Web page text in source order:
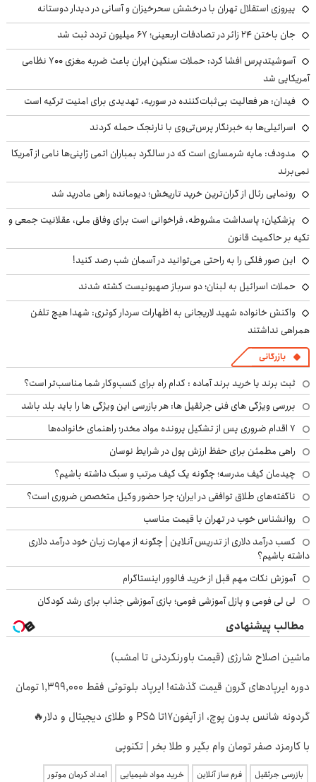
پیروزی استقلال تهران با درخشش سحرخیزان و آسانی در دیدار دوستانه
جان باختن ۲۴ زائر در تصادفات اربعینی؛ ۶۷ میلیون تردد ثبت شد
آسوشیتدپرس افشا کرد: حملات سنگین ایران باعث ضربه مغزی ۷۰۰ نظامی
آمریکایی شد
فیدان: هر فعالیت بی‌ثبات‌کننده در سوریه، تهدیدی برای امنیت ترکیه است
اسرائیلی‌ها به خبرنگار پرس‌تی‌وی با نارنجک حمله کردند
مدودف: مایه شرمساری است که در سالگرد بمباران اتمی ژاپنی‌ها نامی از آمریکا
نمی‌برند
رونمایی رئال از گران‌ترین خرید تاریخش؛ دیومانده راهی مادرید شد
پزشکیان: پاسداشت مشروطه، فراخوانی است برای وفاق ملی، عقلانیت جمعی و
تکیه بر حاکمیت قانون
این صور فلکی را به راحتی می‌توانید در آسمان شب رصد کنید!
حملات اسرائیل به لبنان؛ دو سرباز صهیونیست کشته شدند
واکنش خانواده شهید لاریجانی به اظهارات سردار کوثری: شهدا هیچ تلفن
همراهی نداشتند
بازرگانی
ثبت برند یا خرید برند آماده : کدام راه برای کسب‌وکار شما مناسب‌تر است؟
بررسی ویژگی های فنی جرثقیل ها: هر بازرسی این ویژگی ها را باید بلد باشد
۷ اقدام ضروری پس از تشکیل پرونده مواد مخدر؛ راهنمای خانواده‌ها
راهی مطمئن برای حفظ ارزش پول در شرایط نوسان
چیدمان کیف مدرسه؛ چگونه یک کیف مرتب و سبک داشته باشیم؟
ناگفته‌های طلاق توافقی در ایران؛ چرا حضور وکیل متخصص ضروری است؟
روانشناس خوب در تهران با قیمت مناسب
کسب درآمد دلاری از تدریس آنلاین | چگونه از مهارت زبان خود درآمد دلاری
داشته باشیم؟
آموزش نکات مهم قبل از خرید فالوور اینستاگرام
لی لی فومی و پازل آموزشی فومی؛ بازی آموزشی جذاب برای رشد کودکان
مطالب پیشنهادی
ماشین اصلاح شارژی (قیمت باورنکردنی تا امشب)
دوره ایرپاد‌های گرون قیمت گذشته! ایرپاد بلوتوثی فقط 1,399,000 تومان
گردونه شانس بدون پوچ، از آیفون17تا PS5 و طلای دیجیتال و دلار🔥
با کارمزد صفر تومان وام بگیر و طلا بخر | تکنوپی
بازرسی جرثقیل فرم ساز آنلاین خرید مواد شیمیایی امداد کرمان موتور